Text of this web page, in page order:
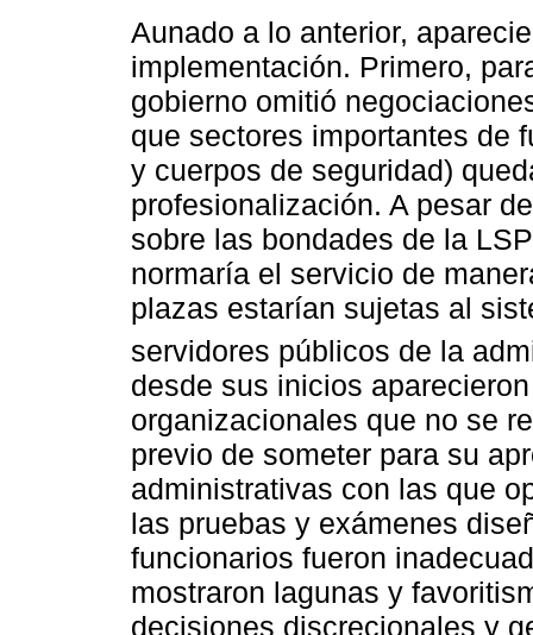
Aunado a lo anterior,
implementación. Primero,
gobierno omitió
que sectores importantes de
y cuerpos de seguridad)
profesionalización. A pesar
sobre las bondades de la
normaría el servicio de
plazas estarían sujetas al
servidores públicos de la
desde sus inicios
organizacionales que no se
previo de someter para su
administrativas con las que
las pruebas y exámenes
funcionarios fueron
mostraron lagunas y
decisiones discrecionales y